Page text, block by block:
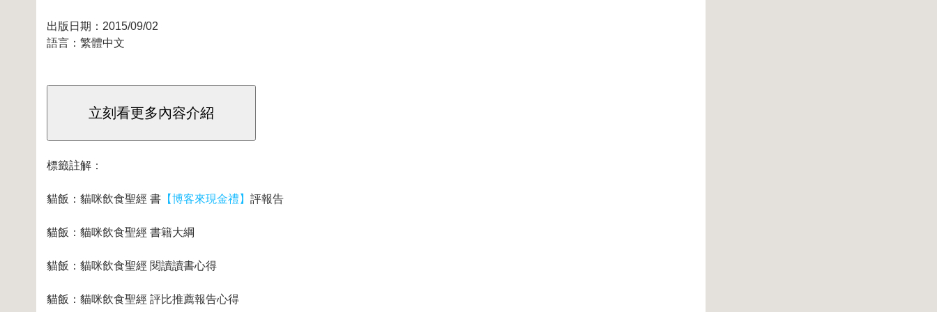
出版日期：2015/09/02
語言：繁體中文
標籤註解：
貓飯：貓咪飲食聖經 書 【博客來現金禮】 評報告
貓飯：貓咪飲食聖經 書籍大綱
貓飯：貓咪飲食聖經 閱讀讀書心得
貓飯：貓咪飲食聖經 評比推薦報告心得